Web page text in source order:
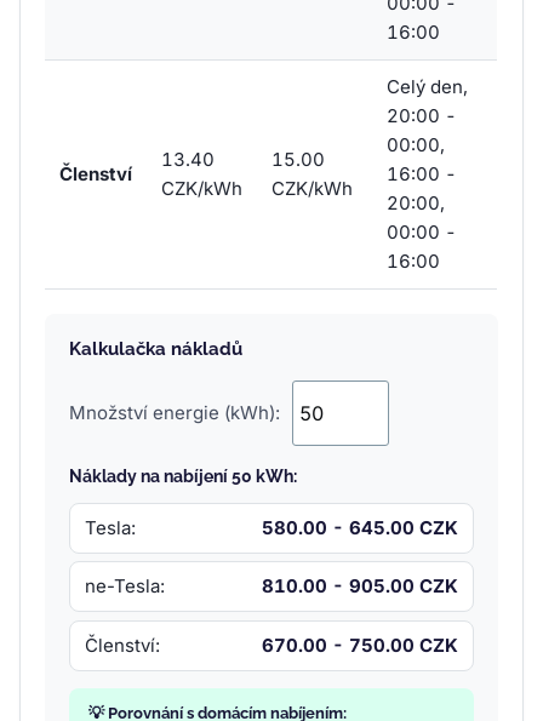
16:00
Členství
13.40
CZK/kWh
15.00
CZK/kWh
Celý den,
20:00 -
00:00,
16:00 -
20:00,
00:00 -
16:00
Kalkulačka nákladů
Množství energie (kWh):
Náklady na nabíjení 50 kWh:
Tesla: 580.00 - 645.00 CZK
ne-Tesla: 810.00 - 905.00 CZK
Členství: 670.00 - 750.00 CZK
💡 Porovnání s domácím nabíjením: